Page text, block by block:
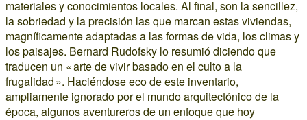
materiales y conocimientos locales. Al final, son la sencillez,
la sobriedad y la precisión las que marcan estas viviendas,
magníficamente adaptadas a las formas de vida, los climas y
los paisajes. Bernard Rudofsky lo resumió diciendo que
traducen un « arte de vivir basado en el culto a la
frugalidad ». Haciéndose eco de este inventario,
ampliamente ignorado por el mundo arquitectónico de la
época, algunos aventureros de un enfoque que hoy